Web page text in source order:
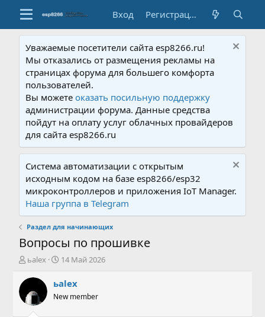
Вход Регистрация
Уважаемые посетители сайта esp8266.ru!
Мы отказались от размещения рекламы на
страницах форума для большего комфорта
пользователей.
Вы можетеоказать посильную поддержку
администрации форума. Данные средства
пойдут на оплату услуг облачных провайдеров
для сайта esp8266.ru
Система автоматизации с открытым
исходным кодом на базе esp8266/esp32
микроконтроллеров и приложения IoT Manager.
Наша группа в Telegram
Раздел для начинающих
Вопросы по прошивке
А
т
о
р
ьalex
Д
т
н
14 Май 2026
ьalex
New member